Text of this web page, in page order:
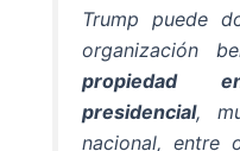
Trump puede
organización
propiedad
presidencial,
nacional, entre